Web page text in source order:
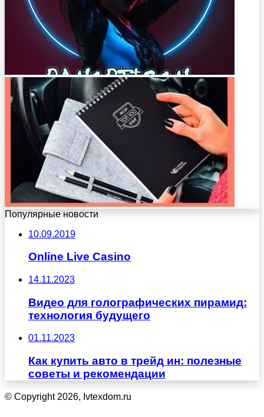
Популярные новости
10.09.2019
Online Live Casino
14.11.2023
Видео для голографических пирамид:
технология будущего
01.11.2023
Как купить авто в трейд ин: полезные
советы и рекомендации
© Copyright 2026, Ivtexdom.ru